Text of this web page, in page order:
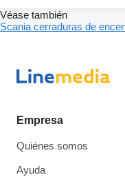
Véase también
Scania cerraduras de
Empresa
Quiénes somos
Ayuda